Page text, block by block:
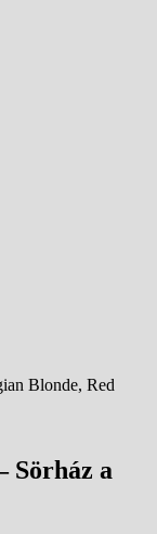
Sörház a